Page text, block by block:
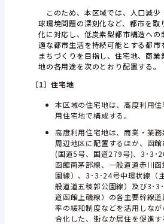
このため、本区域では、人口減少
球環境問題の深刻化など、都市を取
化に対応し、低炭素型都市構造へ
適な都市生活を持続可能とする都
まちづくりを目指し、住宅地、商
地の各用途を次のとおり配置する。
［1］住宅地
本区域の住宅地は、高度利用
用住宅地で構成する。
高度利用住宅地は、商業・業
周辺地区に配置するほか、函
(国道5号、国道279号)、3･3･
函館南茅部線、一般道道赤川
園線）、3･3･24号中環状線（
般道道五稜郭公園線）及び3･3
道函館上磯線）の各主要幹線
率の緩和制度などを活用しな
合化した、街なか居住を促進す